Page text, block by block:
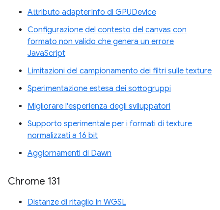
Attributo adapterInfo di GPUDevice
Configurazione del contesto del canvas con
formato non valido che genera un errore
JavaScript
Limitazioni del campionamento dei filtri sulle texture
Sperimentazione estesa dei sottogruppi
Migliorare l'esperienza degli sviluppatori
Supporto sperimentale per i formati di texture
normalizzati a 16 bit
Aggiornamenti di Dawn
Chrome 131
Distanze di ritaglio in WGSL